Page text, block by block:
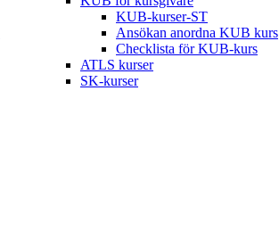
KUB-kurser-ST
Ansökan anordna KUB kurs
Checklista för KUB-kurs
ATLS kurser
SK-kurser